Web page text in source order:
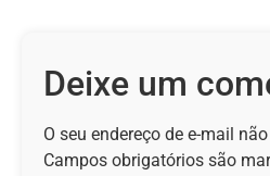
Deixe um
O seu endereço de e-mail
Campos obrigatórios são